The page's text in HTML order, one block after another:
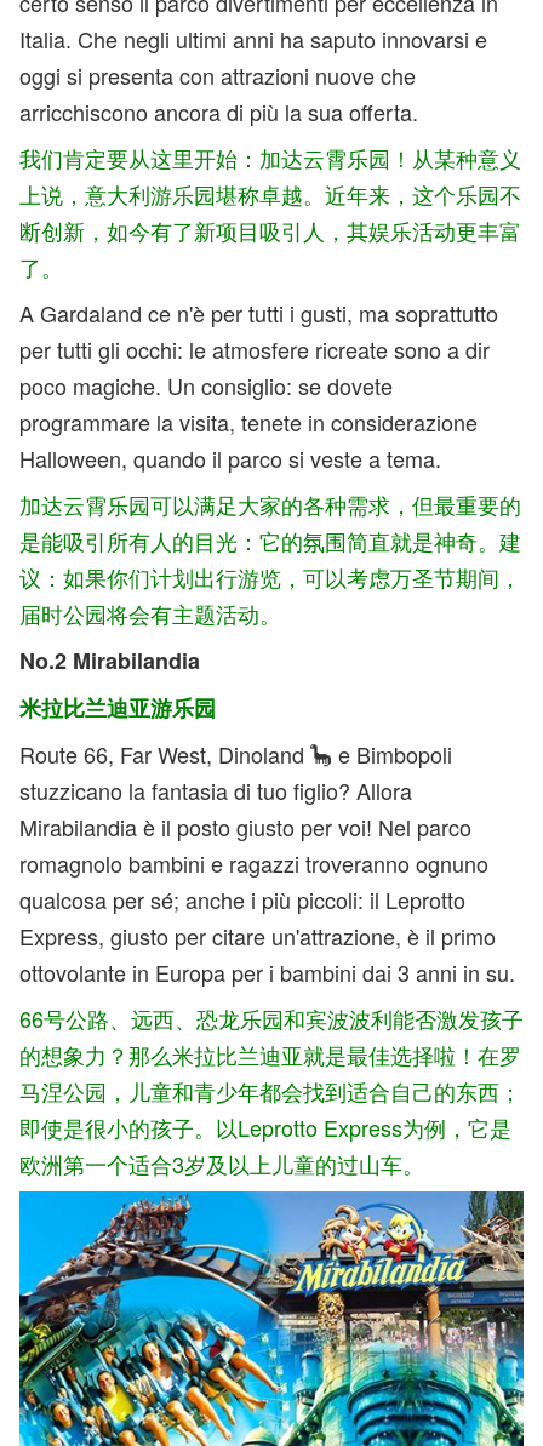
Italia. Che negli ultimi anni ha saputo innovarsi e
oggi si presenta con attrazioni nuove che
arricchiscono ancora di più la sua offerta.
我们肯定要从这里开始：加达云霄乐园！从某种意义
上说，意大利游乐园堪称卓越。近年来，这个乐园不
断创新，如今有了新项目吸引人，其娱乐活动更丰富
了。
A Gardaland ce n'è per tutti i gusti, ma soprattutto
per tutti gli occhi: le atmosfere ricreate sono a dir
poco magiche. Un consiglio: se dovete
programmare la visita, tenete in considerazione
Halloween, quando il parco si veste a tema.
加达云霄乐园可以满足大家的各种需求，但最重要的
是能吸引所有人的目光：它的氛围简直就是神奇。建
议：如果你们计划出行游览，可以考虑万圣节期间，
届时公园将会有主题活动。
No.2 Mirabilandia
米拉比兰迪亚游乐园
Route 66, Far West, Dinoland 🦕 e Bimbopoli
stuzzicano la fantasia di tuo figlio? Allora
Mirabilandia è il posto giusto per voi! Nel parco
romagnolo bambini e ragazzi troveranno ognuno
qualcosa per sé; anche i più piccoli: il Leprotto
Express, giusto per citare un'attrazione, è il primo
ottovolante in Europa per i bambini dai 3 anni in su.
66号公路、远西、恐龙乐园和宾波波利能否激发孩子
的想象力？那么米拉比兰迪亚就是最佳选择啦！在罗
马涅公园，儿童和青少年都会找到适合自己的东西；
即使是很小的孩子。以Leprotto Express为例，它是
欧洲第一个适合3岁及以上儿童的过山车。